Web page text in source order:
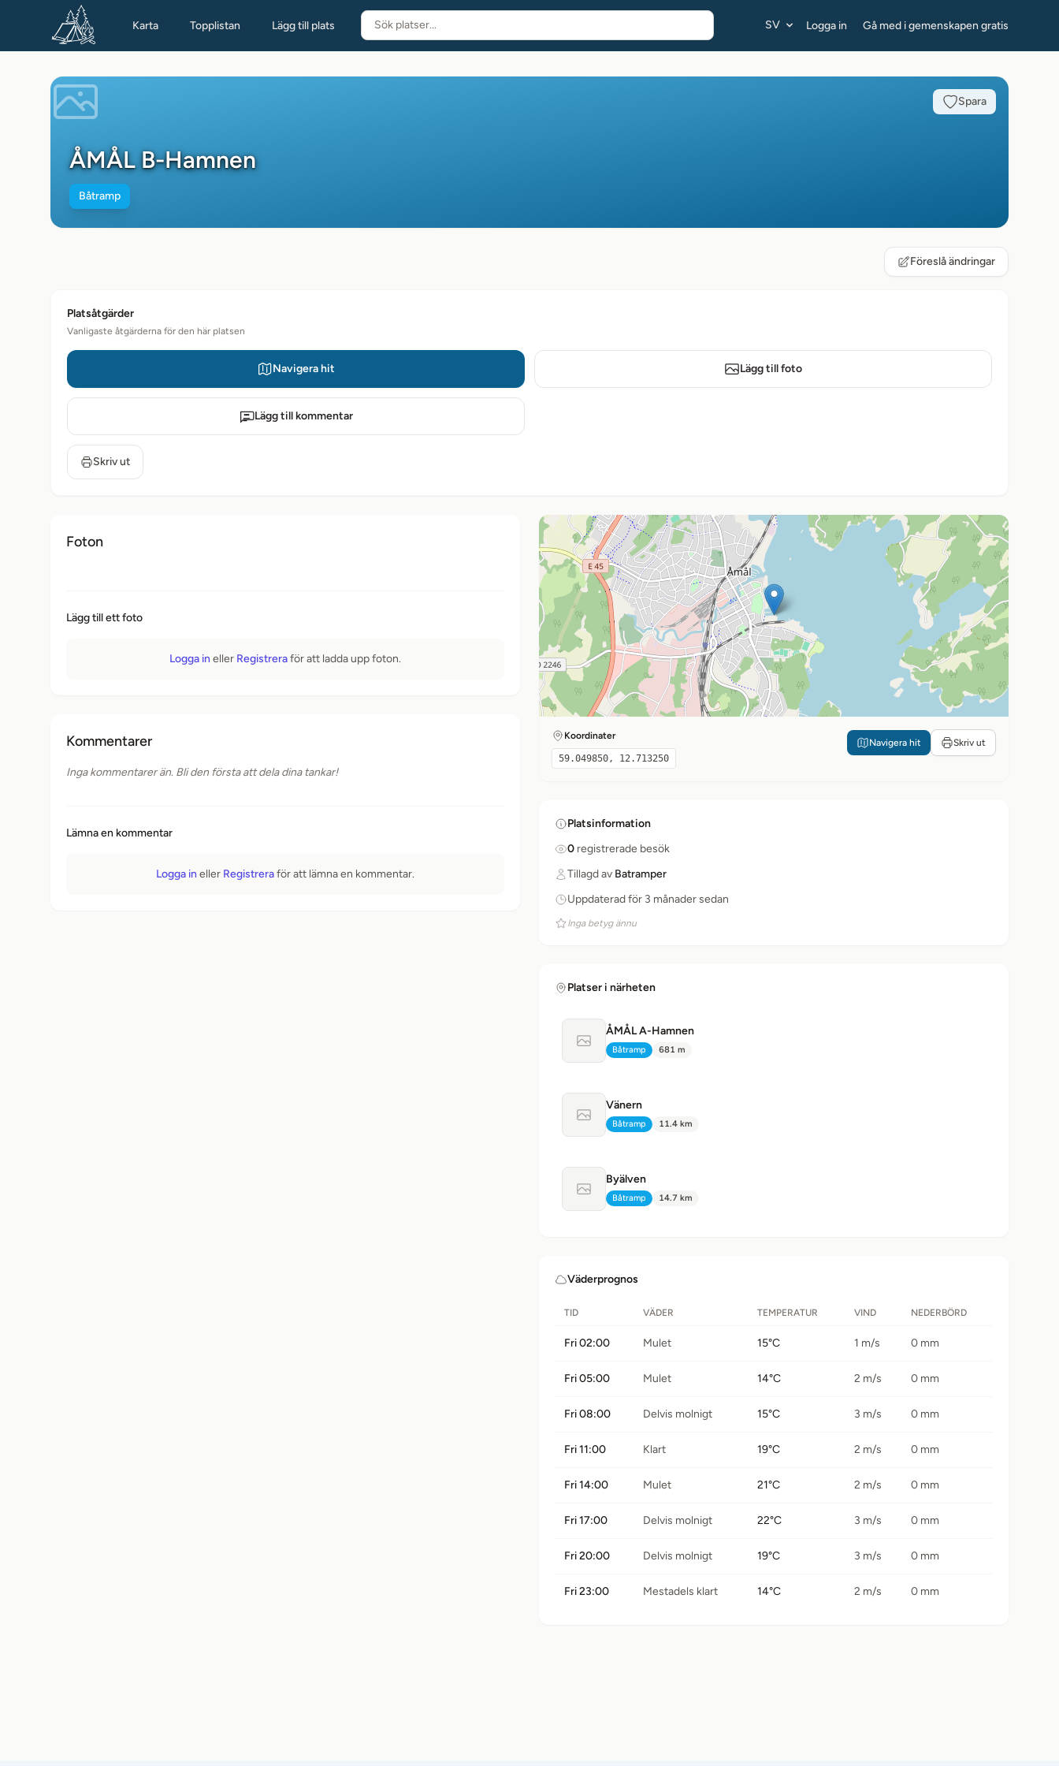
Karta Topplistan Lägg till plats SV Logga in Gå med i gemenskapen gratis
Spara
ÅMÅL B-Hamnen
Båtramp
Föreslå ändringar
Platsåtgärder
Vanligaste åtgärderna för den här platsen
Navigera hit Lägg till foto
Lägg till kommentar
Skriv ut
Foton
Lägg till ett foto
Logga in eller Registreraför att ladda upp foton.
Kommentarer
Inga kommentarer än. Bli den första att dela dina tankar!
Lämna en kommentar
Logga in eller Registreraför att lämna en kommentar.
Koordinater
59.049850, 12.713250
Navigera hit Skriv ut
Platsinformation
0 registrerade besök
Tillagd av Batramper
Uppdaterad för 3 månader sedan
Inga betyg ännu
Platser i närheten
Ingen bild tillgänglig
ÅMÅL A-Hamnen
Typ:
Båtramp Avstånd:
681 m
Ingen bild tillgänglig
Vänern
Typ:
Båtramp Avstånd:
11.4 km
Ingen bild tillgänglig
Byälven
Typ:
Båtramp Avstånd:
14.7 km
Väderprognos
TID VÄDER TEMPERATUR VIND NEDERBÖRD
Fri 02:00 Mulet 15°C 1 m/s 0 mm
Fri 05:00 Mulet 14°C 2 m/s 0 mm
Fri 08:00 Delvis molnigt 15°C 3 m/s 0 mm
Fri 11:00 Klart 19°C 2 m/s 0 mm
Fri 14:00 Mulet 21°C 2 m/s 0 mm
Fri 17:00 Delvis molnigt 22°C 3 m/s 0 mm
Fri 20:00 Delvis molnigt 19°C 3 m/s 0 mm
Fri 23:00 Mestadels klart 14°C 2 m/s 0 mm